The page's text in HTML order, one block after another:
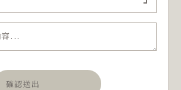
確認送出